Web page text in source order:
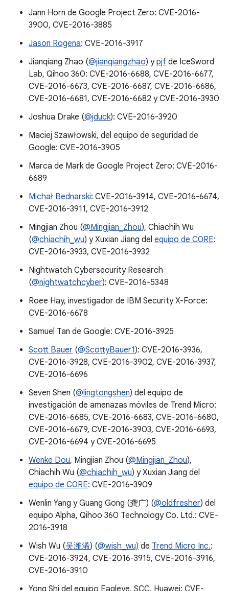
Jann Horn de Google Project Zero: CVE-2016-
3900, CVE-2016-3885
Jason Rogena: CVE-2016-3917
Jianqiang Zhao (@jianqiangzhao) ypjf de IceSword
Lab, Qihoo 360: CVE-2016-6688, CVE-2016-6677,
CVE-2016-6673, CVE-2016-6687, CVE-2016-6686,
CVE-2016-6681, CVE-2016-6682 y CVE-2016-3930
Joshua Drake (@jduck): CVE-2016-3920
Maciej Szawłowski, del equipo de seguridad de
Google: CVE-2016-3905
Marca de Mark de Google Project Zero: CVE-2016-
6689
Michał Bednarski: CVE-2016-3914, CVE-2016-6674,
CVE-2016-3911, CVE-2016-3912
Mingjian Zhou (@Mingjian_Zhou), Chiachih Wu
(@chiachih_wu) y Xuxian Jiang del equipo de C0RE:
CVE-2016-3933, CVE-2016-3932
Nightwatch Cybersecurity Research
(@nightwatchcyber): CVE-2016-5348
Roee Hay, investigador de IBM Security X-Force:
CVE-2016-6678
Samuel Tan de Google: CVE-2016-3925
Scott Bauer (@ScottyBauer1): CVE-2016-3936,
CVE-2016-3928, CVE-2016-3902, CVE-2016-3937,
CVE-2016-6696
Seven Shen (@lingtongshen) del equipo de
investigación de amenazas móviles de Trend Micro:
CVE-2016-6685, CVE-2016-6683, CVE-2016-6680,
CVE-2016-6679, CVE-2016-3903, CVE-2016-6693,
CVE-2016-6694 y CVE-2016-6695
Wenke Dou, Mingjian Zhou (@Mingjian_Zhou),
Chiachih Wu (@chiachih_wu) y Xuxian Jiang del
equipo de C0RE: CVE-2016-3909
Wenlin Yang y Guang Gong (龚广) (@oldfresher) del
equipo Alpha, Qihoo 360 Technology Co. Ltd.: CVE-
2016-3918
Wish Wu (吴潍浠) (@wish_wu) de Trend Micro Inc.:
CVE-2016-3924, CVE-2016-3915, CVE-2016-3916,
CVE-2016-3910
Yong Shi del equipo Eagleye, SCC, Huawei: CVE-